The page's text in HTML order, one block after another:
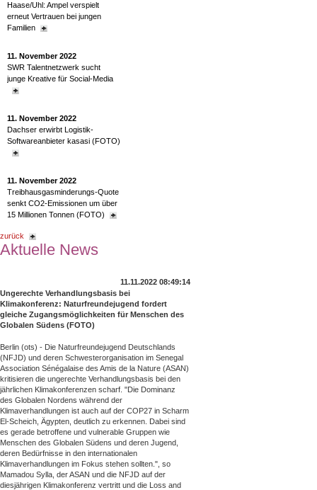
Haase/Uhl: Ampel verspielt
erneut Vertrauen bei jungen
Familien
11. November 2022
SWR Talentnetzwerk sucht
junge Kreative für Social-Media
11. November 2022
Dachser erwirbt Logistik-
Softwareanbieter kasasi (FOTO)
11. November 2022
Treibhausgasminderungs-Quote
senkt CO2-Emissionen um über
15 Millionen Tonnen (FOTO)
zurück
Aktuelle News
11.11.2022 08:49:14
Ungerechte Verhandlungsbasis bei
Klimakonferenz: Naturfreundejugend fordert
gleiche Zugangsmöglichkeiten für Menschen des
Globalen Südens (FOTO)
Berlin (ots) - Die Naturfreundejugend Deutschlands
(NFJD) und deren Schwesterorganisation im Senegal
Association Sénégalaise des Amis de la Nature (ASAN)
kritisieren die ungerechte Verhandlungsbasis bei den
jährlichen Klimakonferenzen scharf. "Die Dominanz
des Globalen Nordens während der
Klimaverhandlungen ist auch auf der COP27 in Scharm
El-Scheich, Ägypten, deutlich zu erkennen. Dabei sind
es gerade betroffene und vulnerable Gruppen wie
Menschen des Globalen Südens und deren Jugend,
deren Bedürfnisse in den internationalen
Klimaverhandlungen im Fokus stehen sollten.", so
Mamadou Sylla, der ASAN und die NFJD auf der
diesjährigen Klimakonferenz vertritt und die Loss and